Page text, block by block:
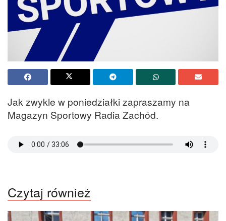
Jak zwykle w poniedziałki zapraszamy na
Magazyn Sportowy Radia Zachód.
Czytaj również